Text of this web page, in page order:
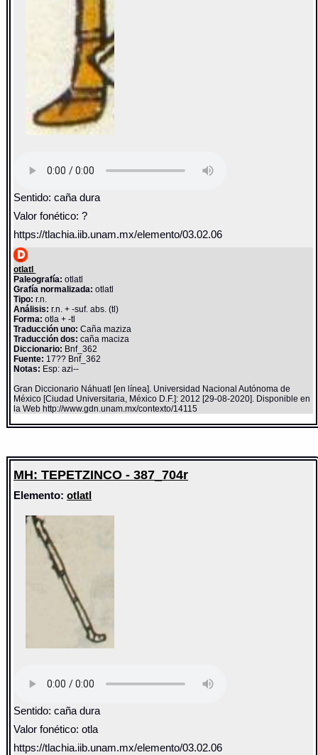
Sentido: caña dura
Valor fonético: ?
https://tlachia.iib.unam.mx/elemento/03.02.06
otlatl
Paleografía: otlatl
Grafía normalizada: otlatl
Tipo: r.n.
Análisis: r.n. + -suf. abs. (tl)
Forma: otla + -tl
Traducción uno: Caña maziza
Traducción dos: caña maciza
Diccionario: Bnf_362
Fuente: 17?? Bnf_362
Notas: Esp: azi--
Gran Diccionario Náhuatl [en línea]. Universidad Nacional Autónoma de
México [Ciudad Universitaria, México D.F.]: 2012 [29-08-2020]. Disponible en
la Web http://www.gdn.unam.mx/contexto/14115
MH: TEPETZINCO - 387_704r
Elemento:otlatl
Sentido: caña dura
Valor fonético: otla
https://tlachia.iib.unam.mx/elemento/03.02.06